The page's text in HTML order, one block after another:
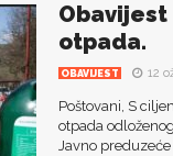
otpada.
OBAVIJEST 12
Poštovani, S
otpada
Javno preduzeće